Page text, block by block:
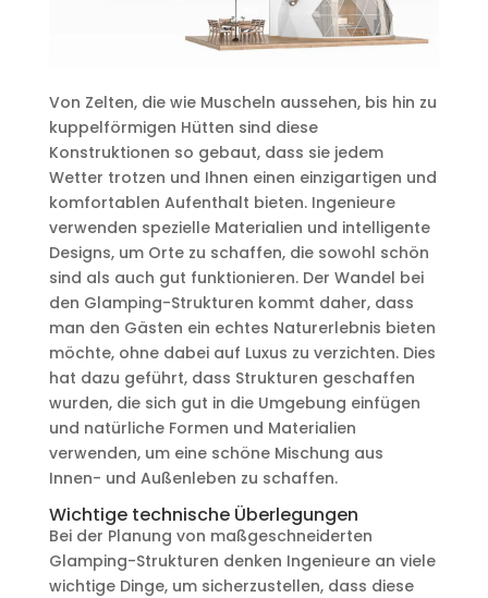
Von Zelten, die wie Muscheln aussehen, bis hin zu
kuppelförmigen Hütten sind diese
Konstruktionen so gebaut, dass sie jedem
Wetter trotzen und Ihnen einen einzigartigen und
komfortablen Aufenthalt bieten. Ingenieure
verwenden spezielle Materialien und intelligente
Designs, um Orte zu schaffen, die sowohl schön
sind als auch gut funktionieren. Der Wandel bei
den Glamping-Strukturen kommt daher, dass
man den Gästen ein echtes Naturerlebnis bieten
möchte, ohne dabei auf Luxus zu verzichten. Dies
hat dazu geführt, dass Strukturen geschaffen
wurden, die sich gut in die Umgebung einfügen
und natürliche Formen und Materialien
verwenden, um eine schöne Mischung aus
Innen- und Außenleben zu schaffen.
Wichtige technische Überlegungen
Bei der Planung von maßgeschneiderten
Glamping-Strukturen denken Ingenieure an viele
wichtige Dinge, um sicherzustellen, dass diese